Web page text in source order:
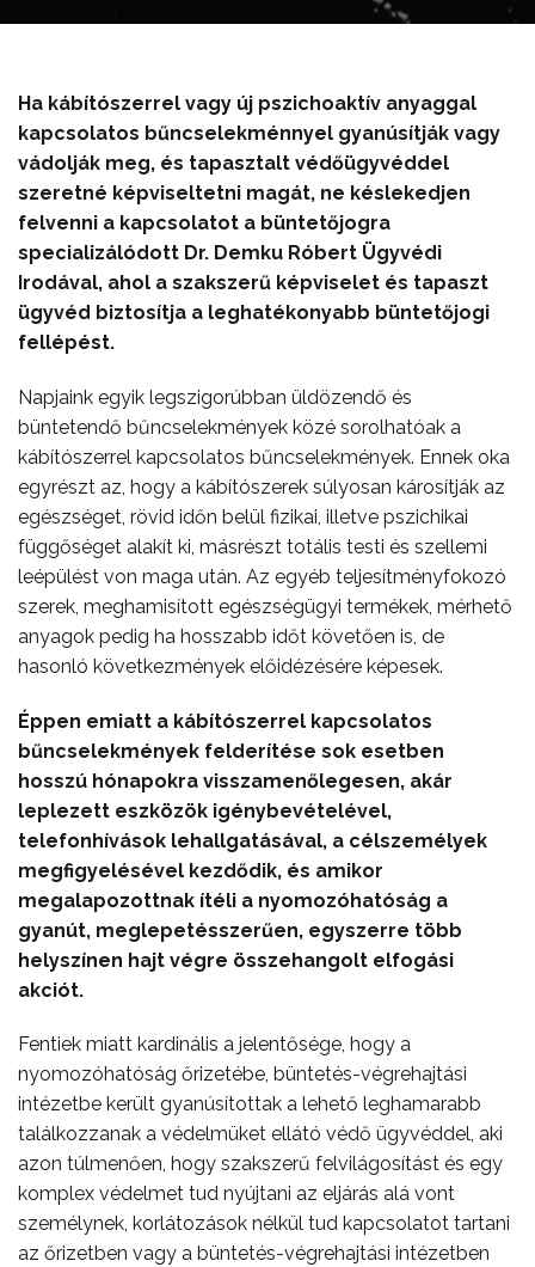
Ha kábítószerrel vagy új pszichoaktív anyaggal
kapcsolatos bűncselekménnyel gyanúsítják vagy
vádolják meg, és tapasztalt védőügyvéddel
szeretné képviseltetni magát, ne késlekedjen
felvenni a kapcsolatot a büntetőjogra
specializálódott Dr. Demku Róbert Ügyvédi
Irodával, ahol a szakszerű képviselet és tapaszt
ügyvéd biztosítja a leghatékonyabb büntetőjogi
fellépést.
Napjaink egyik legszigorúbban üldözendő és
büntetendő bűncselekmények közé sorolhatóak a
kábítószerrel kapcsolatos bűncselekmények. Ennek oka
egyrészt az, hogy a kábítószerek súlyosan károsítják az
egészséget, rövid időn belül fizikai, illetve pszichikai
függőséget alakít ki, másrészt totális testi és szellemi
leépülést von maga után. Az egyéb teljesítményfokozó
szerek, meghamisított egészségügyi termékek, mérhető
anyagok pedig ha hosszabb időt követően is, de
hasonló következmények előidézésére képesek.
Éppen emiatt a kábítószerrel kapcsolatos
bűncselekmények felderítése sok esetben
hosszú hónapokra visszamenőlegesen, akár
leplezett eszközök igénybevételével,
telefonhívások lehallgatásával, a célszemélyek
megfigyelésével kezdődik, és amikor
megalapozottnak ítéli a nyomozóhatóság a
gyanút, meglepetésszerűen, egyszerre több
helyszínen hajt végre összehangolt elfogási
akciót.
Fentiek miatt kardinális a jelentősége, hogy a
nyomozóhatóság őrizetébe, büntetés-végrehajtási
intézetbe került gyanúsítottak a lehető leghamarabb
találkozzanak a védelmüket ellátó védő ügyvéddel, aki
azon túlmenően, hogy szakszerű felvilágosítást és egy
komplex védelmet tud nyújtani az eljárás alá vont
személynek, korlátozások nélkül tud kapcsolatot tartani
az őrizetben vagy a büntetés-végrehajtási intézetben